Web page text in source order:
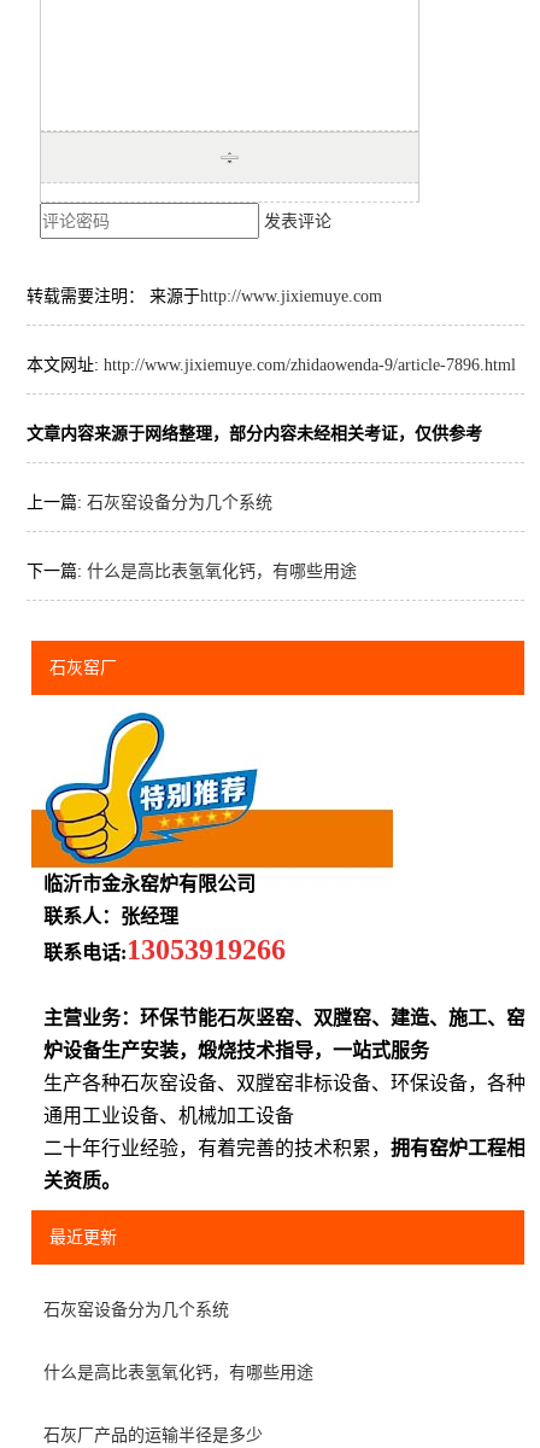
发表评论
转载需要注明： 来源于http://www.jixiemuye.com
本文网址: http://www.jixiemuye.com/zhidaowenda-9/article-7896.html
文章内容来源于网络整理，部分内容未经相关考证，仅供参考
上一篇: 石灰窑设备分为几个系统
下一篇: 什么是高比表氢氧化钙，有哪些用途
石灰窑厂
临沂市金永窑炉有限公司
联系人：张经理
联系电话:13053919266
主营业务：环保节能石灰竖窑、双膛窑、建造、施工、窑
炉设备生产安装，煅烧技术指导，一站式服务
生产各种石灰窑设备、双膛窑非标设备、环保设备，各种
通用工业设备、机械加工设备
二十年行业经验，有着完善的技术积累，拥有窑炉工程相
关资质。
最近更新
石灰窑设备分为几个系统
什么是高比表氢氧化钙，有哪些用途
石灰厂产品的运输半径是多少